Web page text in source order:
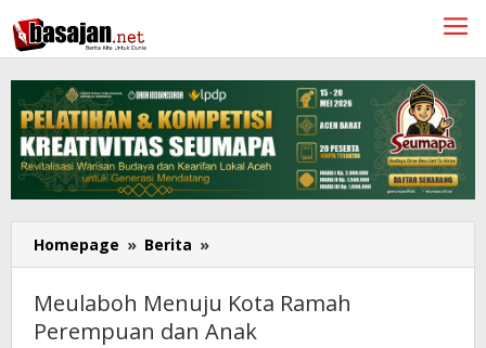
ke
konten
Homepage » Berita »
Menuju
Ramah
Perempuan
Meulaboh Menuju Kota Ramah
Perempuan dan Anak